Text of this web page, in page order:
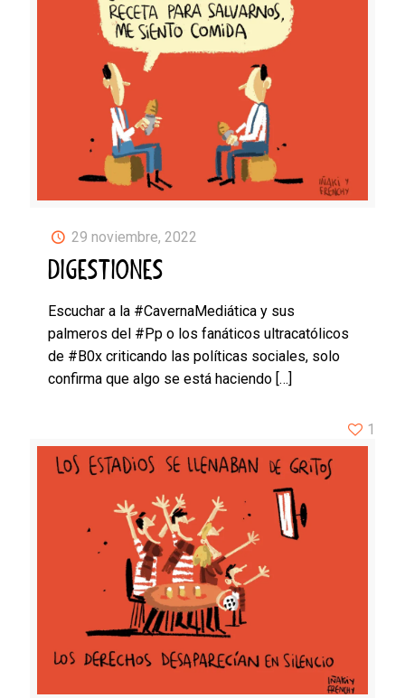
29 noviembre, 2022
DIGESTIONES
Escuchar a la #CavernaMediática y sus
palmeros del #Pp o los fanáticos ultracatólicos
de #B0x criticando las políticas sociales, solo
confirma que algo se está haciendo […]
1